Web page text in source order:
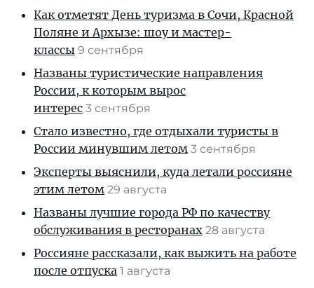
Как отметят День туризма в Сочи, Красной
Поляне и Архызе: шоу и мастер-
классы 9 сентября
Названы туристические направления
России, к которым вырос
интерес 3 сентября
Стало известно, где отдыхали туристы в
России минувшим летом 3 сентября
Эксперты выяснили, куда летали россияне
этим летом 29 августа
Названы лучшие города РФ по качеству
обслуживания в ресторанах 28 августа
Россияне рассказали, как выжить на работе
после отпуска 1 августа